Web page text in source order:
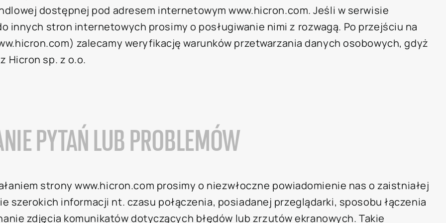
dostępnej pod adresem internetowym www.hicron.com. Jeśli w serwisie
innych stron internetowych prosimy o posługiwanie nimi z rozwagą. Po przejściu na
zalecamy weryfikację warunków przetwarzania danych osobowych, gdyż
Hicron sp. z o.o.
PYTAŃ LUB PROBLEMÓW
strony www.hicron.com prosimy o niezwłoczne powiadomienie nas o zaistniałej
szerokich informacji nt. czasu połączenia, posiadanej przeglądarki, sposobu łączenia
zdjęcia komunikatów dotyczących błędów lub zrzutów ekranowych. Takie